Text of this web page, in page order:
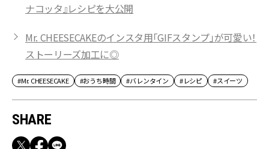
ナコッタ』レシピを大公開
Mr. CHEESECAKEのインスタ用「GIFスタンプ」が可愛い！
ストーリーズ加工に◎
#Mr. CHEESECAKE #おうち時間 #バレンタイン #レシピ #スイーツ
SHARE